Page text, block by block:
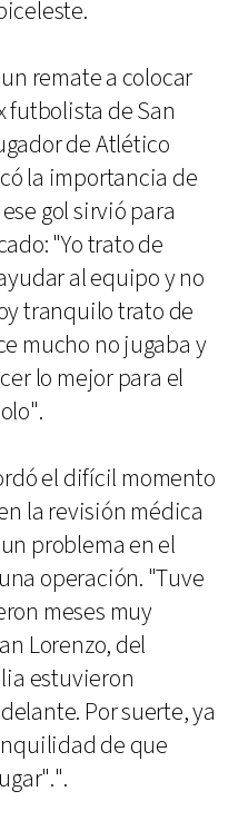
remate a colocar
futbolista de San
de Atlético
la importancia de
gol sirvió para
"Yo trato de
al equipo y no
tranquilo trato de
mucho no jugaba y
lo mejor para el
el difícil momento
la revisión médica
problema en el
operación. "Tuve
meses muy
Lorenzo, del
estuvieron
Por suerte, ya
de que